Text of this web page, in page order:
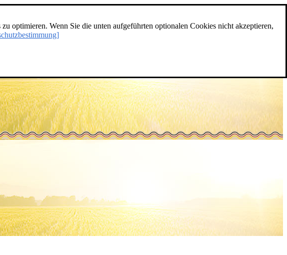
optimieren. Wenn Sie die unten aufgeführten optionalen Cookies nicht akzeptieren,